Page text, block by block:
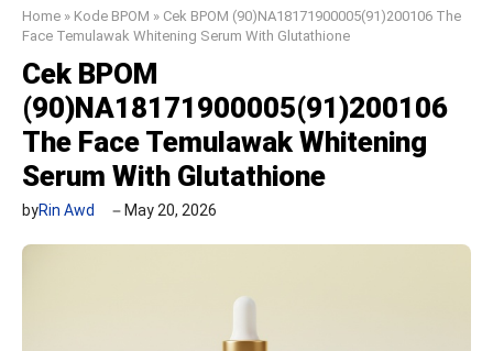
Home » Kode BPOM » Cek BPOM (90)NA18171900005(91)200106 The
Face Temulawak Whitening Serum With Glutathione
Cek BPOM
(90)NA18171900005(91)200106
The Face Temulawak Whitening
Serum With Glutathione
byRin Awd May 20, 2026